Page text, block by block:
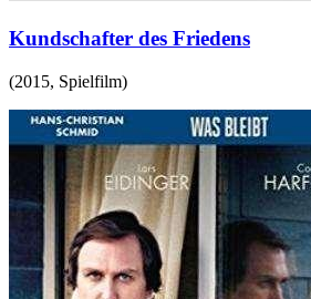
Kundschafter des Friedens
(2015, Spielfilm)